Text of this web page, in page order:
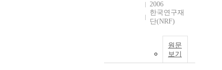
2006
한국연구재
단(NRF)
원문
보기